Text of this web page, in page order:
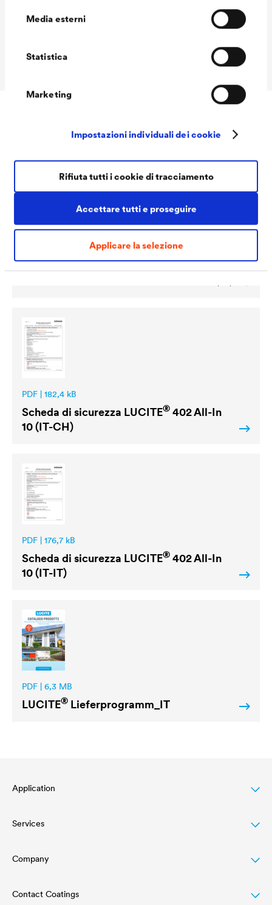
Media esterni
Statistica
Marketing
Impostazioni individuali dei cookie
Accettare tutti e proseguire
Applicare la selezione
Rifiuta tutti i cookie di tracciamento
confezioni Ready
confezioni MIX
Downloads
PDF | 1,1 MB
PDF | 182,4 kB
Scheda di sicurezza LUCITE® 402 All-In
10 (IT-CH)
PDF | 176,7 kB
Scheda di sicurezza LUCITE® 402 All-In
10 (IT-IT)
PDF | 6,3 MB
LUCITE® Lieferprogramm_IT
Application
Finitura per legno
Agriculture
Automotive
Services
Download
Referenze
Company
Struttura
Contact Coatings